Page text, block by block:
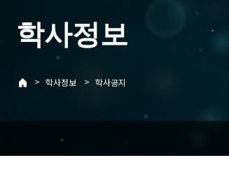
학사정보
> 학사정보 > 학사공지